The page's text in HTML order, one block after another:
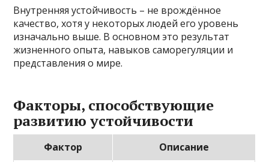
Внутренняя устойчивость – не врождённое
качество, хотя у некоторых людей его уровень
изначально выше. В основном это результат
жизненного опыта, навыков саморегуляции и
представления о мире.
Факторы, способствующие
развитию устойчивости
Фактор
Описание